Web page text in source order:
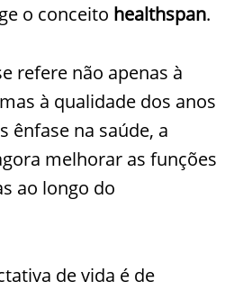
o conceito healthspan.
refere não apenas à
à qualidade dos anos
ênfase na saúde, a
melhorar as funções
ao longo do
de vida é de